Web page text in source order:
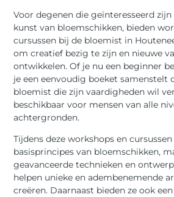
Voor degenen die geïnteresseerd
kunst van bloemschikken, bieden
cursussen bij de bloemist in
om creatief bezig te zijn en nieuwe
ontwikkelen. Of je nu een beginner
je een eenvoudig boeket samenstelt
bloemist die zijn vaardigheden wil
beschikbaar voor mensen van alle
achtergronden.
Tijdens deze workshops en
basisprincipes van bloemschikken,
geavanceerde technieken en
helpen unieke en adembenemende
creëren. Daarnaast bieden ze ook